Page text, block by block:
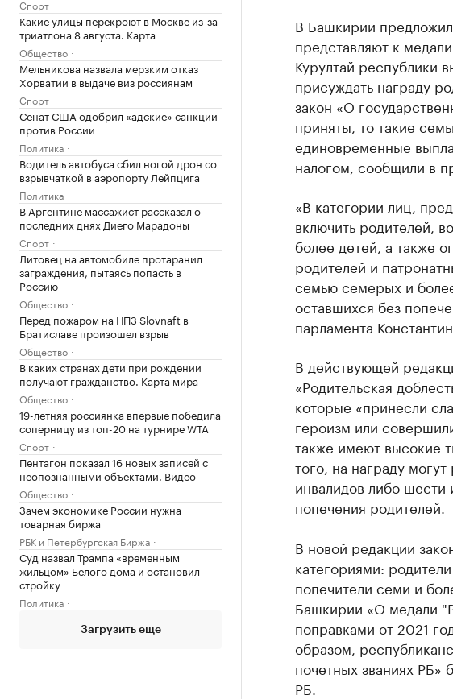
Спорт
Какие улицы перекроют в Москве из-за
триатлона 8 августа. Карта
Общество
Мельникова назвала мерзким отказ
Хорватии в выдаче виз россиянам
Спорт
Сенат США одобрил «адские» санкции
против России
Политика
Водитель автобуса сбил ногой дрон со
взрывчаткой в аэропорту Лейпцига
Политика
В Аргентине массажист рассказал о
последних днях Диего Марадоны
Спорт
Литовец на автомобиле протаранил
заграждения, пытаясь попасть в
Россию
Общество
Перед пожаром на НПЗ Slovnaft в
Братиславе произошел взрыв
Общество
В каких странах дети при рождении
получают гражданство. Карта мира
Общество
19-летняя россиянка впервые победила
соперницу из топ-20 на турнире WTA
Спорт
Пентагон показал 16 новых записей с
неопознанными объектами. Видео
Общество
Зачем экономике России нужна
товарная биржа
РБК и Петербургская Биржа
Суд назвал Трампа «временным
жильцом» Белого дома и остановил
стройку
Политика
Загрузить еще
В Башкирии
представляют к
Курултай республики
присуждать награду
закон «О
приняты, то такие
единовременные
налогом, сообщили в
«В категории лиц,
включить родителей,
более детей, а также
родителей и
семью семерых и
оставшихся без
парламента
В действующей
«Родительская
которые «принесли
героизм или
также имеют высокие
того, на награду
инвалидов либо шести
попечения родителей.
В новой редакции
категориями:
попечители семи и
Башкирии «О медали
поправками от 2021
образом,
почетных званиях РБ»
РБ.